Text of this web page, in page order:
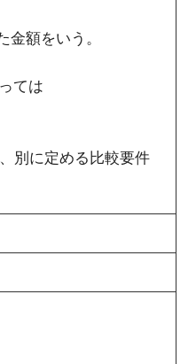
額をいう。
ては
別に定める比較要件